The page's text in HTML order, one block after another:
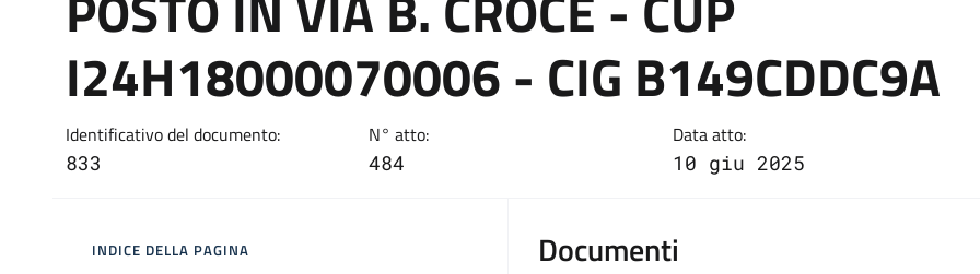
I24H18000070006 - CIG B149CDDC9A
Identificativo del documento:
833
N° atto:
484
Data atto:
10 giu 2025
INDICE DELLA PAGINA Documenti